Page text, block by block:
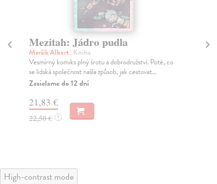
Mezitah: Jádro pudla
Maršík Albert| Kniha
Vesmírný komiks plný šrotu a dobrodružství. Poté, co
se lidská společnost našla způsob, jak cestovat...
Zasielame do 12 dní
21,83 €
22,50 € ?
High-contrast mode